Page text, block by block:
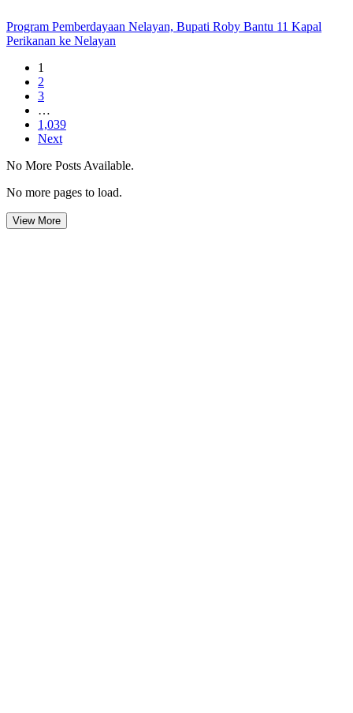
Program Pemberdayaan Nelayan, Bupati Roby Bantu 11 Kapal
Perikanan ke Nelayan
1
2
3
…
1,039
Next
No More Posts Available.
No more pages to load.
View More